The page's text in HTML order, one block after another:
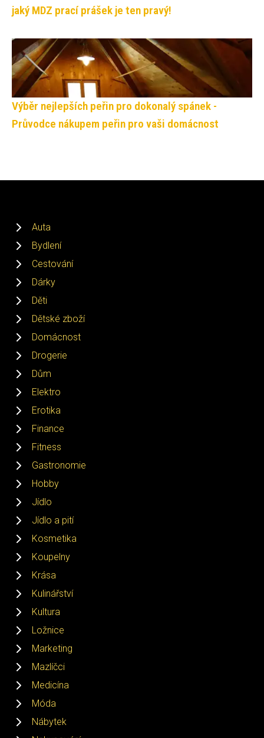
jaký MDZ prací prášek je ten pravý!
Výběr nejlepších peřin pro dokonalý spánek -
Průvodce nákupem peřin pro vaši domácnost
Auta
Bydlení
Cestování
Dárky
Děti
Dětské zboží
Domácnost
Drogerie
Dům
Elektro
Erotika
Finance
Fitness
Gastronomie
Hobby
Jídlo
Jídlo a pití
Kosmetika
Koupelny
Krása
Kulinářství
Kultura
Ložnice
Marketing
Mazlíčci
Medicína
Móda
Nábytek